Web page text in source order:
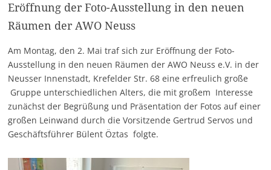
Eröffnung der Foto-Ausstellung in den neuen
Räumen der AWO Neuss
Am Montag, den 2. Mai traf sich zur Eröffnung der Foto-
Ausstellung in den neuen Räumen der AWO Neuss e.V. in der
Neusser Innenstadt, Krefelder Str. 68 eine erfreulich große
Gruppe unterschiedlichen Alters, die mit großem Interesse
zunächst der Begrüßung und Präsentation der Fotos auf einer
großen Leinwand durch die Vorsitzende Gertrud Servos und
Geschäftsführer Bülent Öztas folgte.